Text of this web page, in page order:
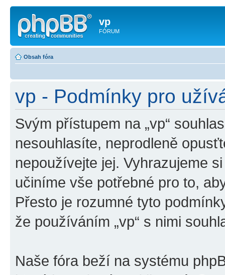
vp
FÓRUM
Obsah fóra
vp - Podmínky pro
Svým přístupem na „vp“
nesouhlasíte, neprodleně
nepoužívejte jej. Vyhrazujeme
učiníme vše potřebné pro to,
Přesto je rozumné tyto
že používáním „vp“ s nimi
Naše fóra beží na systému